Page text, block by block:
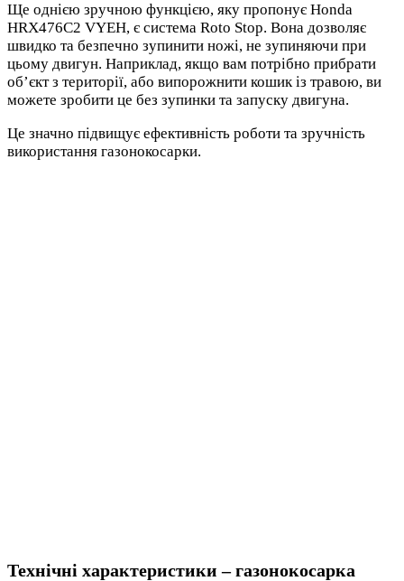
Ще однією зручною функцією, яку пропонує Honda
HRX476C2 VYEH, є система Roto Stop. Вона дозволяє
швидко та безпечно зупинити ножі, не зупиняючи при
цьому двигун. Наприклад, якщо вам потрібно прибрати
об’єкт з території, або випорожнити кошик із травою, ви
можете зробити це без зупинки та запуску двигуна.
Це значно підвищує ефективність роботи та зручність
використання газонокосарки.
Технічні характеристики – газонокосарка